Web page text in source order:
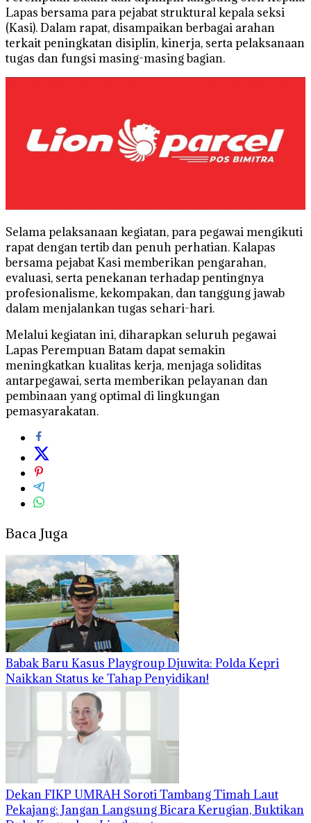
Lapas bersama para pejabat struktural kepala seksi
(Kasi). Dalam rapat, disampaikan berbagai arahan
terkait peningkatan disiplin, kinerja, serta pelaksanaan
tugas dan fungsi masing-masing bagian.
Selama pelaksanaan kegiatan, para pegawai mengikuti
rapat dengan tertib dan penuh perhatian. Kalapas
bersama pejabat Kasi memberikan pengarahan,
evaluasi, serta penekanan terhadap pentingnya
profesionalisme, kekompakan, dan tanggung jawab
dalam menjalankan tugas sehari-hari.
Melalui kegiatan ini, diharapkan seluruh pegawai
Lapas Perempuan Batam dapat semakin
meningkatkan kualitas kerja, menjaga soliditas
antarpegawai, serta memberikan pelayanan dan
pembinaan yang optimal di lingkungan
pemasyarakatan.
Baca Juga
Babak Baru Kasus Playgroup Djuwita: Polda Kepri
Naikkan Status ke Tahap Penyidikan!
Dekan FIKP UMRAH Soroti Tambang Timah Laut
Pekajang: Jangan Langsung Bicara Kerugian, Buktikan